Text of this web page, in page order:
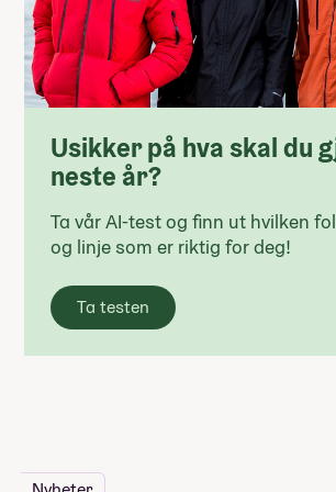
Usikker på hva skal du
neste år?
Ta vår AI-test og finn ut hvilken
og linje som er riktig for deg!
Ta testen